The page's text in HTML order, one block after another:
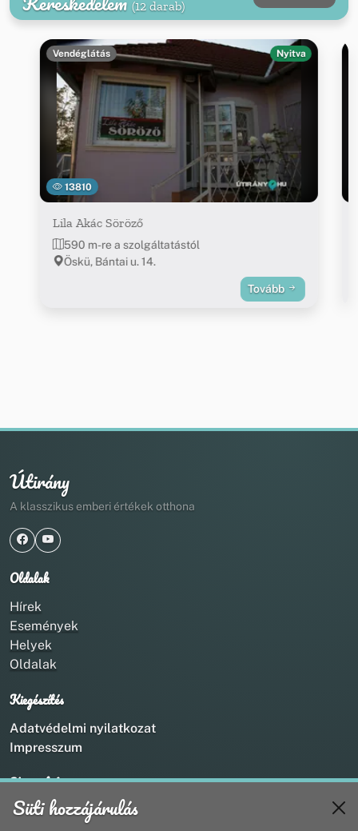
(12 darab)
13810
Vendéglátás Nyitva
Lila Akác Söröző
590 m-re a szolgáltatástól
Öskü, Bántai u. 14.
Tovább
Útirány
A klasszikus emberi értékek otthona
Oldalak
Hírek
Események
Helyek
Oldalak
Kiegészítés
Adatvédelmi nyilatkozat
Impresszum
Kapcsolat
+36 20 211 1888
Süti hozzájárulás